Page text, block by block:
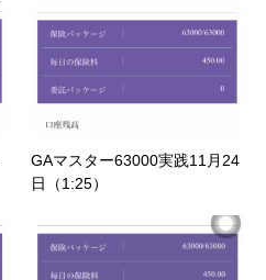
GAマスター63000実践11月24
日（1:25）